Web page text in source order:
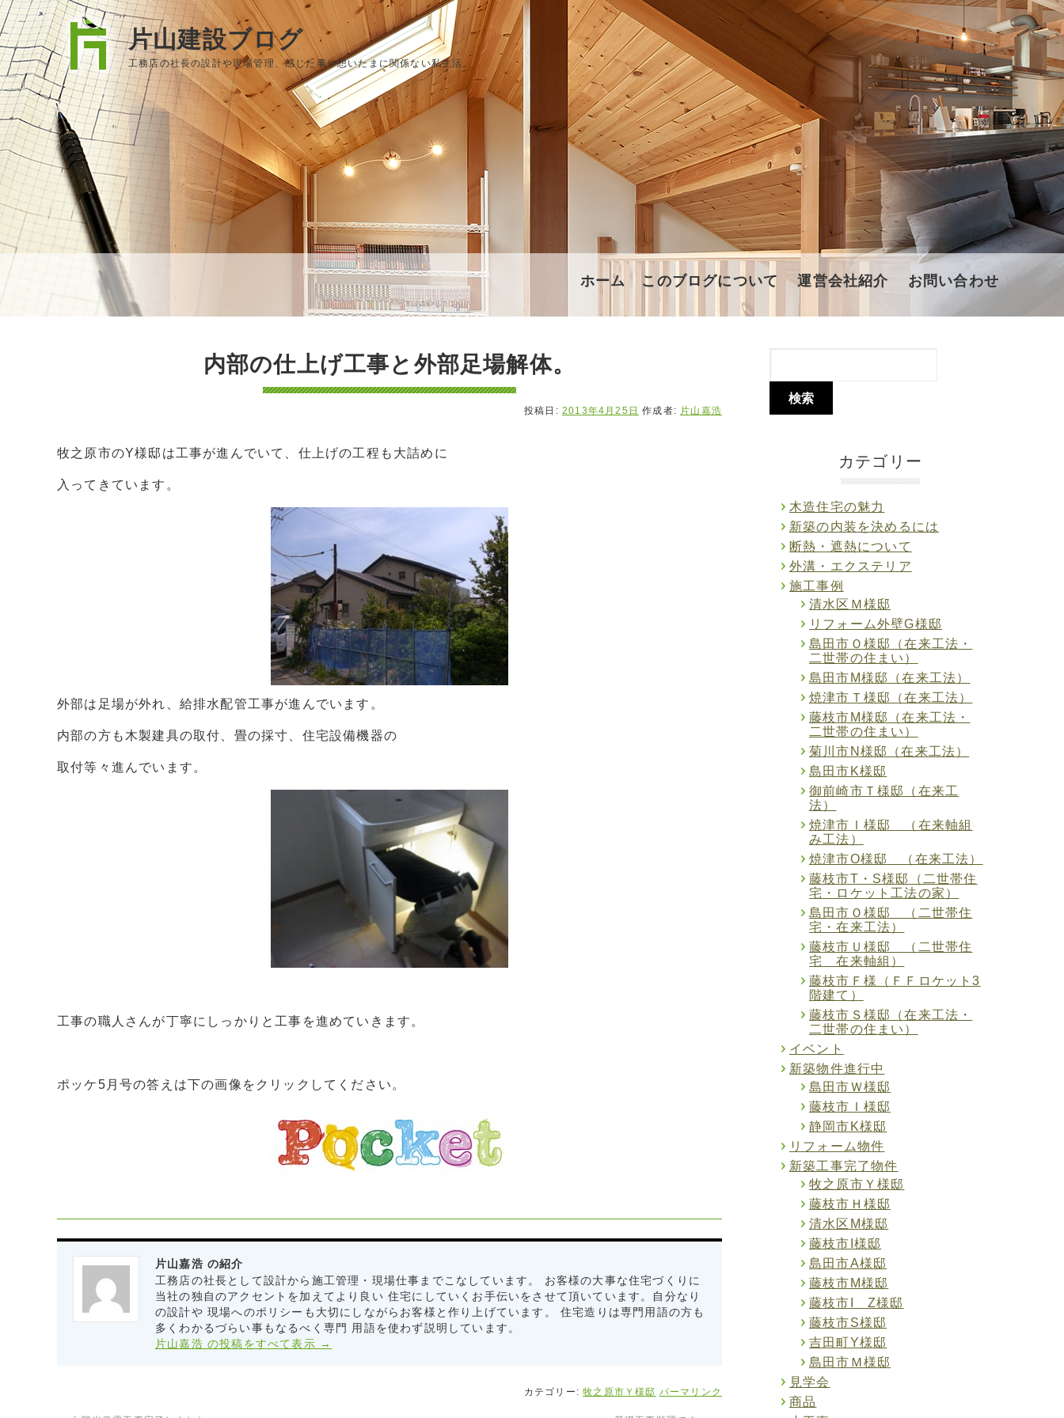
片山建設ブログ
工務店の社長の設計や現場管理、感じた事や想いたまに関係ない私生活。
ホーム このブログについて 運営会社紹介 お問い合わせ
内部の仕上げ工事と外部足場解体。
投稿日: 2013年4月25日 作成者: 片山嘉浩
牧之原市のY様邸は工事が進んでいて、仕上げの工程も大詰めに
入ってきています。
外部は足場が外れ、給排水配管工事が進んでいます。
内部の方も木製建具の取付、畳の採寸、住宅設備機器の
取付等々進んでいます。
工事の職人さんが丁寧にしっかりと工事を進めていきます。
ポッケ5月号の答えは下の画像をクリックしてください。
片山嘉浩 の紹介
工務店の社長として設計から施工管理・現場仕事までこなしています。 お客様の大事な住宅づくりに
当社の独自のアクセントを加えてより良い 住宅にしていくお手伝いをさせて頂いています。自分なり
の設計や 現場へのポリシーも大切にしながらお客様と作り上げています。 住宅造りは専門用語の方も
多くわかるづらい事もなるべく専門 用語を使わず説明しています。
片山嘉浩 の投稿をすべて表示 →
カテゴリー:牧之原市Ｙ様邸 パーマリンク
カテゴリー
木造住宅の魅力
新築の内装を決めるには
断熱・遮熱について
外溝・エクステリア
施工事例
清水区Ｍ様邸
リフォーム外壁G様邸
島田市Ｏ様邸（在来工法・
二世帯の住まい）
島田市M様邸（在来工法）
焼津市Ｔ様邸（在来工法）
藤枝市M様邸（在来工法・
二世帯の住まい）
菊川市N様邸（在来工法）
島田市K様邸
御前崎市Ｔ様邸（在来工
法）
焼津市Ｉ様邸 （在来軸組
み工法）
焼津市O様邸 （在来工法）
藤枝市T・S様邸（二世帯住
宅・ロケット工法の家）
島田市Ｏ様邸 （二世帯住
宅・在来工法）
藤枝市Ｕ様邸 （二世帯住
宅 在来軸組）
藤枝市Ｆ様（ＦＦロケット3
階建て）
藤枝市Ｓ様邸（在来工法・
二世帯の住まい）
イベント
新築物件進行中
島田市Ｗ様邸
藤枝市Ｉ様邸
静岡市K様邸
リフォーム物件
新築工事完了物件
牧之原市Ｙ様邸
藤枝市Ｈ様邸
清水区M様邸
藤枝市I様邸
島田市A様邸
藤枝市M様邸
藤枝市I Z様邸
藤枝市S様邸
吉田町Y様邸
島田市Ｍ様邸
見学会
商品